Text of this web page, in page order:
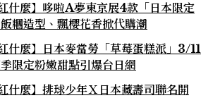
什麼】哆啦A夢東京展4款「日本限定
糰造型、飄櫻花香掀代購潮
什麼】日本麥當勞「草莓蛋糕派」3/11
限定粉嫩甜點引爆台日網
什麼】排球少年Ｘ日本藏壽司聯名開